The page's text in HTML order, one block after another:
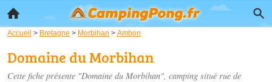
Accueil > Bretagne > Morbihan > Ambon
Domaine du Morbihan
Cette fiche présente "Domaine du Morbihan", camping situé rue de